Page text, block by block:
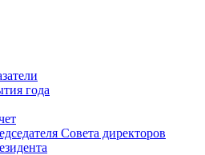
года
Совета директоров